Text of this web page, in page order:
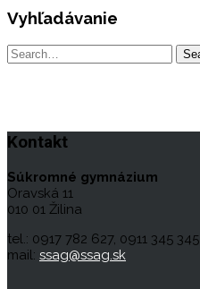
Vyhľadávanie
Kontakt
Súkromné gymnázium
Oravská 11
010 01 Žilina
tel.: 0917 782 627, 0911 345 345
mail: ssag@ssag.sk